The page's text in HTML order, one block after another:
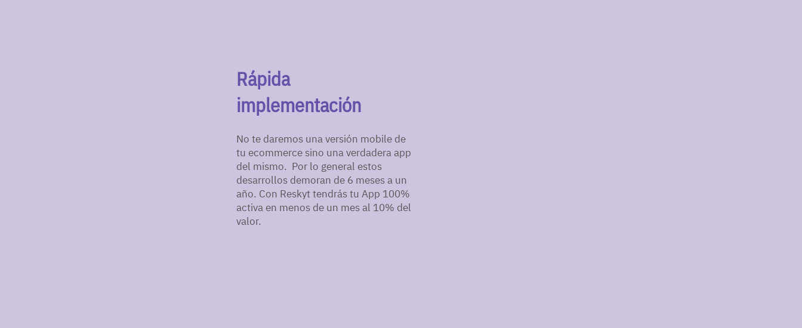
Rápida
implementación
No te daremos una versión mobile de
tu ecommerce sino una verdadera app
del mismo. Por lo general estos
desarrollos demoran de 6 meses a un
año. Con Reskyt tendrás tu App 100%
activa en menos de un mes al 10% del
valor.